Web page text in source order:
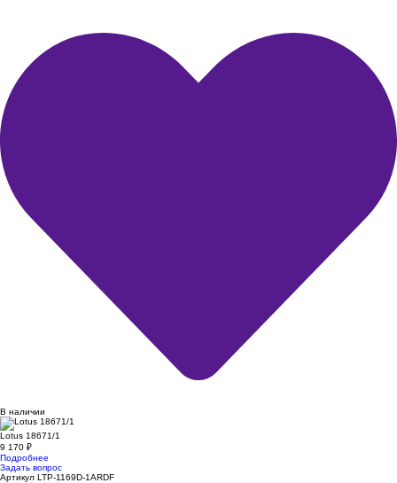
В наличии
Lotus 18671/1
9 170 ₽
Подробнее
Задать вопрос
Артикул LTP-1169D-1ARDF